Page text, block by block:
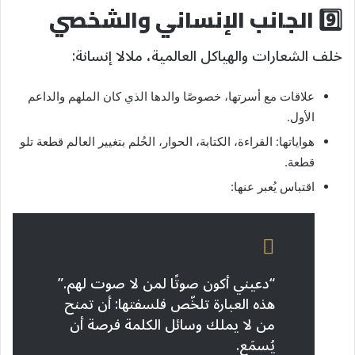
9️⃣ الجانب الإنساني والشخصي
خلف الشعارات والهياكل العالمية، ملالا إنسانة:
علاقات مع أسرتها، خصوصًا والدها الذي كان الملهم والداعم
الأول.
هواياتها: القراءة، الكتابة، الحوار، الحُلم بتغيير العالم قطعة تلو
قطعة.
اقتباس يُعبر عنها:
“دعيني أكون صوتًا لمن لا صوت لهم.”
هذه العبارة تلخّص فلسفتها: أن تمنح
من لا يملك وسائل الكلمة فرصة أن
يُسمَع.